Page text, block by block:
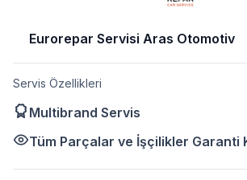
Eurorepar Servisi Aras Otomotiv
Servis Özellikleri
Multibrand Servis
Tüm Parçalar ve İşçilikler Garanti